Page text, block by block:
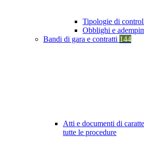
Tipologie di
Obblighi e
Bandi di gara e contratti 144
Atti e documenti di
tutte le procedure